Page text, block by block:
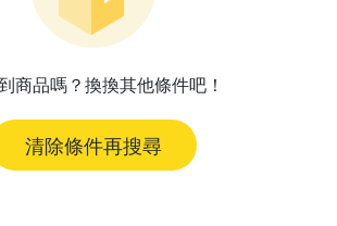
商品嗎？換換其他條件吧！
清除條件再搜尋